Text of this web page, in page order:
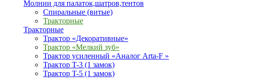
Молнии для палаток,шатров,тентов
Спиральные (витые)
Тракторные
Тракторные
Трактор «Декоративные»
Трактор «Мелкий зуб»
Трактор усиленный «Аналог Arta-F »
Трактор T-3 (1 замок)
Трактор T-5 (1 замок)